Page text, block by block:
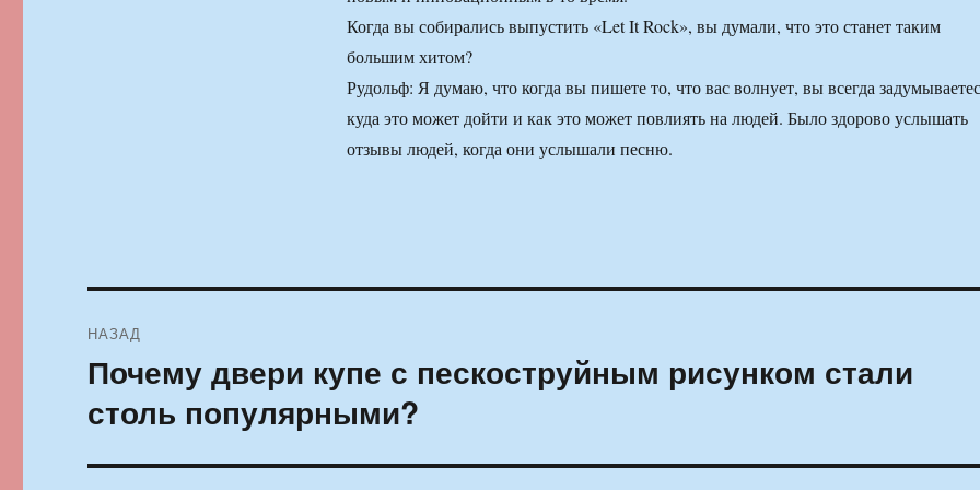
Когда вы собирались выпустить «Let It Rock», вы думали, что это станет таким
большим хитом?
Рудольф: Я думаю, что когда вы пишете то, что вас волнует, вы всегда
куда это может дойти и как это может повлиять на людей. Было здорово услышать
отзывы людей, когда они услышали песню.
по
записям
НАЗАД
Предыдущая
Почему двери купе с пескоструйным рисунком стали
столь популярными?